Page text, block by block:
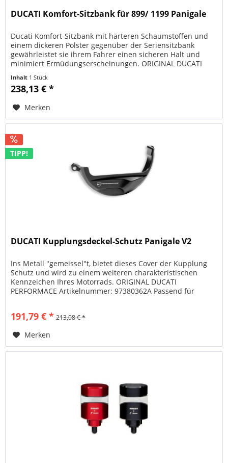
DUCATI Komfort-Sitzbank für 899/ 1199 Panigale
Ducati Komfort-Sitzbank mit härteren Schaumstoffen und
einem dickeren Polster gegenüber der Seriensitzbank
gewährleistet sie ihrem Fahrer einen sicheren Halt und
minimiert Ermüdungserscheinungen. ORIGINAL DUCATI
Inhalt 1 Stück
238,13 € *
Merken
TIPP!
DUCATI Kupplungsdeckel-Schutz Panigale V2
Ins Metall "gemeissel"t, bietet dieses Cover der Kupplung
Schutz und wird zu einem weiteren charakteristischen
Kennzeichen Ihres Motorrads. ORIGINAL DUCATI
PERFORMACE Artikelnummer: 97380362A Passend für
191,79 € * 213,08 € *
Merken